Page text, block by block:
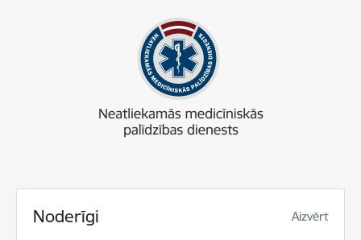
Noderīgi Aizvērt